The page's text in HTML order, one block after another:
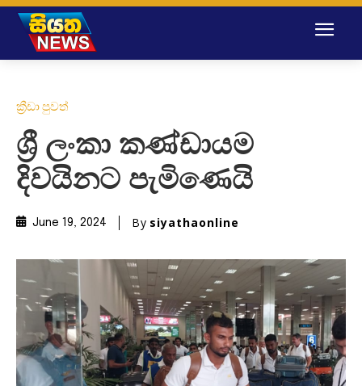
ක්‍රීඩා පුවත්
ශ්‍රී ලංකා කණ්ඩායම
දිවයිනට පැමිණෙයි
June 19, 2024 By siyathaonline